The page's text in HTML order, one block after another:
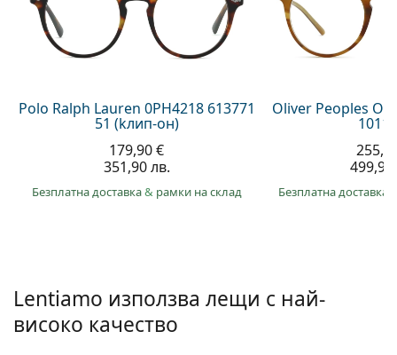
Persol
Prada
Polo Ralph Lauren 0PH4218 613771
51 (kлип-он)
179,90 €
351,90 лв.
Безплатна доставка& рамки на склад
Oliver Peoples
1011
Безплатна доставка
Lentiamo използва лещи с най-
високо качество